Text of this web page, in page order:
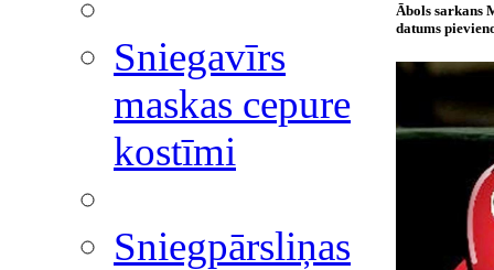
Sniegavīrs
maskas cepure
kostīmi
Sniegpārsliņas
Ābols sarkans
datums